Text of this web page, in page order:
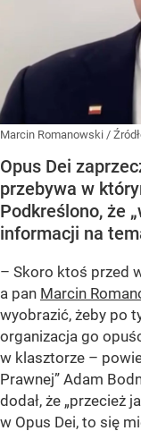
Marcin Romanowski /
Opus Dei
przebywa w
Podkreślono, że
informacji na
– Skoro ktoś przed
a pan Marcin
wyobrazić, żeby po
organizacja go
w klasztorze –
Prawnej” Adam
dodał, że „przecież
w Opus Dei, to się